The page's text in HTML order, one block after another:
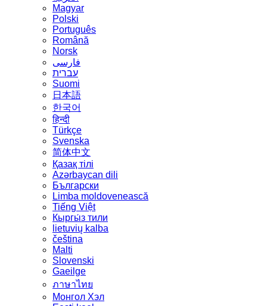
Magyar
Polski
Português
Română
Norsk
فارسی
עברית
Suomi
日本語
한국어
हिन्दी
Türkçe
Svenska
简体中文
Қазақ тілі
Azərbaycan dili
Български
Limba moldovenească
Tiếng Việt
Кыргы́з тили
lietuvių kalba
čeština
Malti
Slovenski
Gaeilge
ภาษาไทย
Монгол Хэл